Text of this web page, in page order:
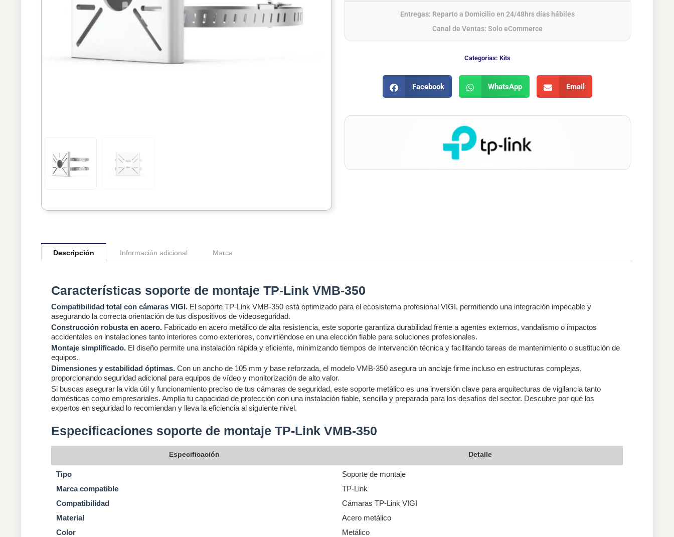
Entregas: Reparto a Domicilio en 24/48hrs días hábiles
Canal de Ventas: Solo eCommerce
Categorias: Kits
Facebook WhatsApp Email
Descripción Información adicional Marca
Características soporte de montaje TP-Link VMB-350
Compatibilidad total con cámaras VIGI. El soporte TP-Link VMB-350 está optimizado para el ecosistema profesional VIGI, permitiendo una integración impecable y
asegurando la correcta orientación de tus dispositivos de videoseguridad.
Construcción robusta en acero. Fabricado en acero metálico de alta resistencia, este soporte garantiza durabilidad frente a agentes externos, vandalismo o impactos
accidentales en instalaciones tanto interiores como exteriores, convirtiéndose en una elección fiable para soluciones profesionales.
Montaje simplificado. El diseño permite una instalación rápida y eficiente, minimizando tiempos de intervención técnica y facilitando tareas de mantenimiento o sustitución de
equipos.
Dimensiones y estabilidad óptimas. Con un ancho de 105 mm y base reforzada, el modelo VMB-350 asegura un anclaje firme incluso en estructuras complejas,
proporcionando seguridad adicional para equipos de vídeo y monitorización de alto valor.
Si buscas asegurar la vida útil y funcionamiento preciso de tus cámaras de seguridad, este soporte metálico es una inversión clave para arquitecturas de vigilancia tanto
domésticas como empresariales. Amplía tu capacidad de protección con una instalación fiable, sencilla y preparada para los desafíos del sector. Descubre por qué los
expertos en seguridad lo recomiendan y lleva la eficiencia al siguiente nivel.
Especificaciones soporte de montaje TP-Link VMB-350
Especificación Detalle
Tipo
Soporte de montaje
Marca compatible
TP-Link
Compatibilidad
Cámaras TP-Link VIGI
Material
Acero metálico
Color
Metálico